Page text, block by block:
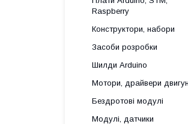
Raspberry
Конструктори, набори
Засоби розробки
Шилди Arduino
Мотори, драйвери
Бездротові модулі
Модулі, датчики